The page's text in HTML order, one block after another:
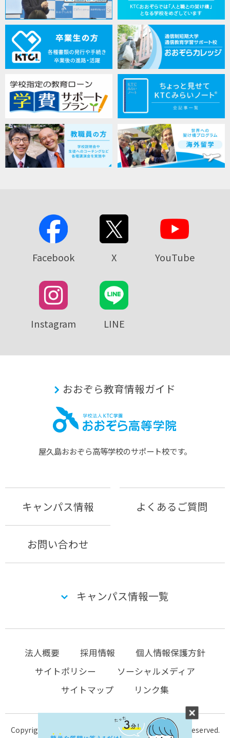
Facebook X YouTube
Instagram LINE
おおぞら教育情報ガイド
屋久島おおぞら⾼等学校のサポート校です。
キャンパス情報 よくあるご質問
お問い合わせ
キャンパス情報一覧
法人概要 採用情報
個人情報保護方針
サイトポリシー
ソーシャルメディア
サイトマップ
リンク集
Copyright © 2004-2026 KTC-school.com All Rights Reserved.